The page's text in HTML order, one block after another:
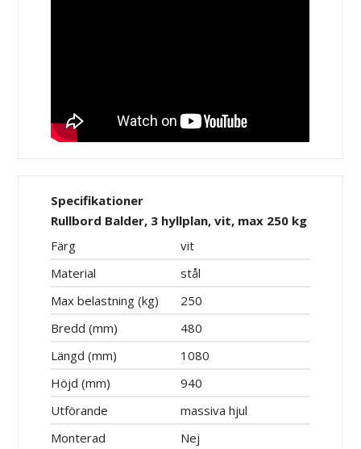
Specifikationer
Rullbord Balder, 3 hyllplan, vit, max 250 kg
Färg
vit
Material
stål
Max belastning (kg)
250
Bredd (mm)
480
Längd (mm)
1080
Höjd (mm)
940
Utförande
massiva hjul
Monterad
Nej